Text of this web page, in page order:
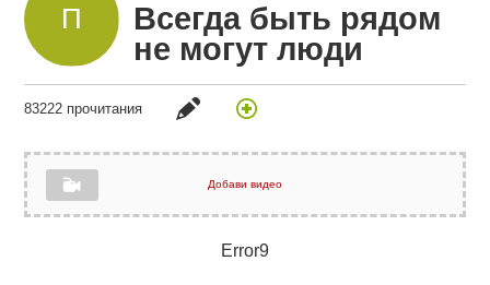
Всегда быть рядом
не могут люди
83222 прочитания
Добави видео
Error9